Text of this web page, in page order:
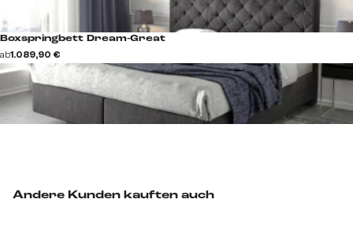
Andere Kunden kauften auch
Boxspringbett Dream-Great
ab1.089,90 €